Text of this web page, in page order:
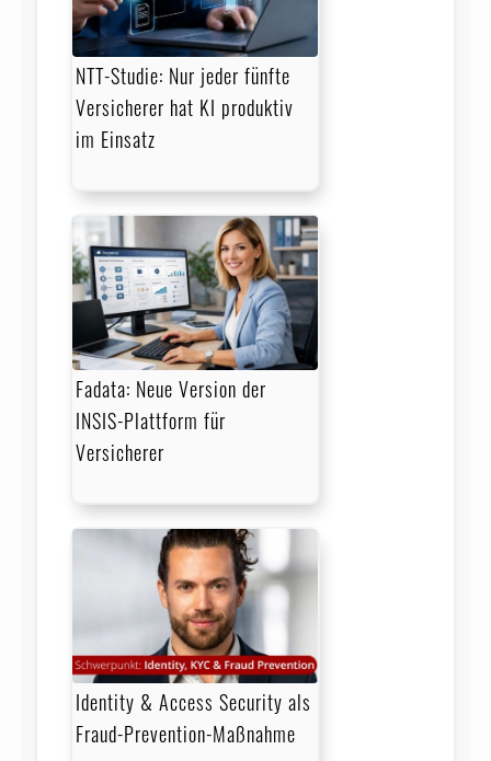
NTT-Studie: Nur jeder fünfte
Versicherer hat KI produktiv
im Einsatz
Fadata: Neue Version der
INSIS-Plattform für
Versicherer
Identity & Access Security als
Fraud-Prevention-Maßnahme